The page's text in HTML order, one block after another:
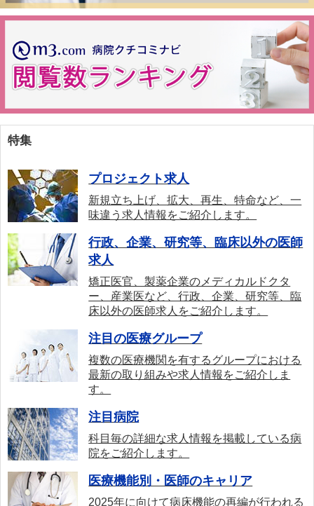
特集
プロジェクト求人
新規立ち上げ、拡大、再生、特命など、一
味違う求人情報をご紹介します。
行政、企業、研究等、臨床以外の医師
求人
矯正医官、製薬企業のメディカルドクタ
ー、産業医など、行政、企業、研究等、臨
床以外の医師求人をご紹介します。
注目の医療グループ
複数の医療機関を有するグループにおける
最新の取り組みや求人情報をご紹介しま
す。
注目病院
科目毎の詳細な求人情報を掲載している病
院をご紹介します。
医療機能別・医師のキャリア
2025年に向けて病床機能の再編が行われる